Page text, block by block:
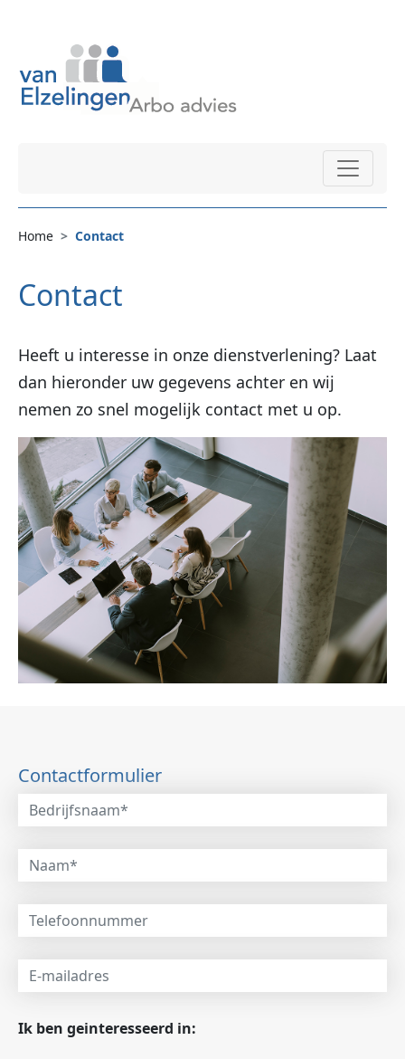
Home Contact
Contact
Heeft u interesse in onze dienstverlening? Laat
dan hieronder uw gegevens achter en wij
nemen zo snel mogelijk contact met u op.
Contactformulier
Ik ben geinteresseerd in: